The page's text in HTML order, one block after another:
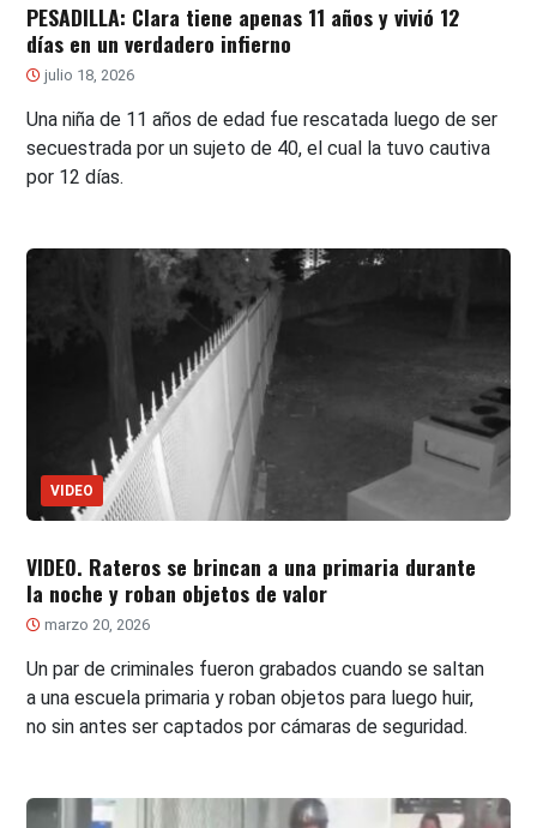
PESADILLA: Clara tiene apenas 11 años y vivió 12
días en un verdadero infierno
julio 18, 2026
Una niña de 11 años de edad fue rescatada luego de ser
secuestrada por un sujeto de 40, el cual la tuvo cautiva
por 12 días.
VIDEO
VIDEO. Rateros se brincan a una primaria durante
la noche y roban objetos de valor
marzo 20, 2026
Un par de criminales fueron grabados cuando se saltan
a una escuela primaria y roban objetos para luego huir,
no sin antes ser captados por cámaras de seguridad.